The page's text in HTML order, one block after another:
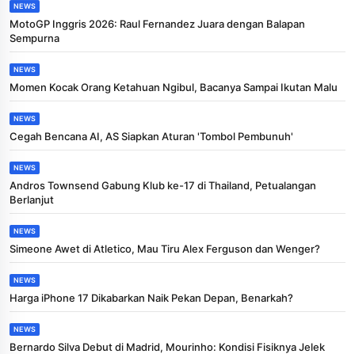
NEWS
MotoGP Inggris 2026: Raul Fernandez Juara dengan Balapan
Sempurna
NEWS
Momen Kocak Orang Ketahuan Ngibul, Bacanya Sampai Ikutan Malu
NEWS
Cegah Bencana AI, AS Siapkan Aturan 'Tombol Pembunuh'
NEWS
Andros Townsend Gabung Klub ke-17 di Thailand, Petualangan
Berlanjut
NEWS
Simeone Awet di Atletico, Mau Tiru Alex Ferguson dan Wenger?
NEWS
Harga iPhone 17 Dikabarkan Naik Pekan Depan, Benarkah?
NEWS
Bernardo Silva Debut di Madrid, Mourinho: Kondisi Fisiknya Jelek